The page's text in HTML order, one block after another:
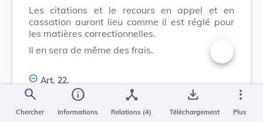
Les citations et le recours en appel et en
cassation auront lieu comme il est réglé pour
les matières correctionnelles.
Il en sera de même des frais.
Art. 22.
En aucun cas, le mineur de moins de seize ans
Changer la
search
Chercher
info
Informations
device_hub
Relations (4)
save_alt
Téléchargement
more_vert
Plus